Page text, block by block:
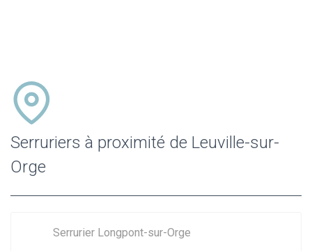
Serruriers à proximité de Leuville-sur-
Orge
Serrurier Longpont-sur-Orge